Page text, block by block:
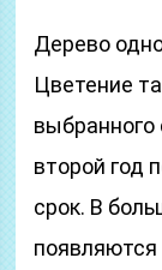
Дерево
Цветение
выбранного
второй год
срок. В
появляются